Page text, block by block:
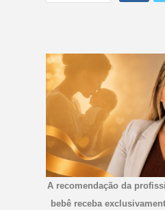
A recomendação da
bebê receba